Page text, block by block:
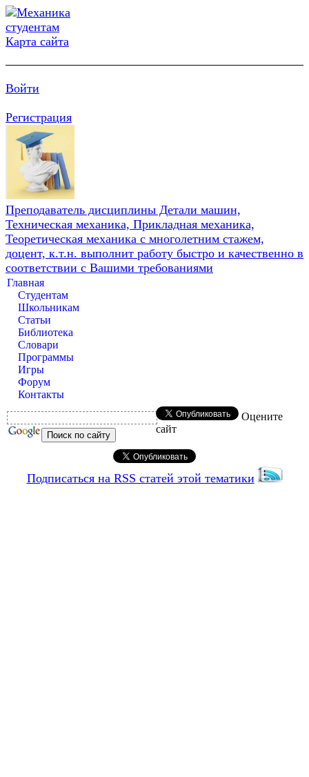
Карта сайта
Войти
Регистрация
Преподаватель дисциплины Детали машин,
Техническая механика, Прикладная механика,
Теоретическая механика с многолетним стажем,
доцент, к.т.н. выполнит работу быстро и качественно в
соответствии с Вашими требованиями
Главная
Студентам
Школьникам
Статьи
Библиотека
Словари
Программы
Игры
Форум
Контакты
Оцените
сайт
Подписаться на RSS статей этой тематики